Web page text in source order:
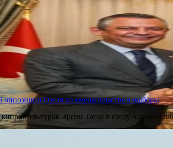
оппозиции Озеля во вмешательстве в выборы
турок Эрсин Татар в среду обвинил